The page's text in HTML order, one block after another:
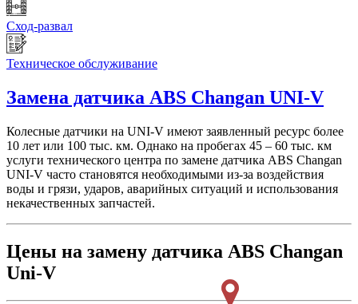
Сход-развал
Техническое обслуживание
Замена датчика ABS Changan UNI-V
Колесные датчики на UNI-V имеют заявленный ресурс более
10 лет или 100 тыс. км. Однако на пробегах 45 – 60 тыс. км
услуги технического центра по замене датчика ABS Changan
UNI-V часто становятся необходимыми из-за воздействия
воды и грязи, ударов, аварийных ситуаций и использования
некачественных запчастей.
Цены на замену датчика ABS Changan
Uni-V